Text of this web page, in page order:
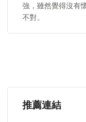
強，雖然覺得沒有
不對。
推薦連結